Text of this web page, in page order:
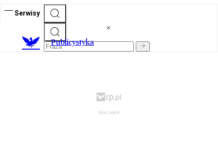
Serwisy
Publicystyka